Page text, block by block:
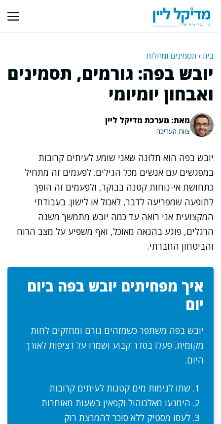
לתוכן
בית› תסמינים ומחלות
יובש בפה: גורמים, תסמינים
ואבחון יומיומי
מאת: מערכת מדיקל ליין
צוות העריכה
יובש בפה הוא תלונה שאני שומע לעיתים קרובות
במפגשים עם אנשים מכל הגילים. לפעמים זה מתחיל
כתחושת אי-נוחות קטנה בבוקר, ולפעמים זה הופך
לתופעה שמפריעה לדבר, לאכול או לישון. בעבודתי
המקצועית אני רואה עד כמה יובש מתמשך משנה
הרגלים, פוגע בהנאה מאוכל, ואף משפיע על מצב הרוח
והביטחון החברתי.
איך מפחיתים יובש בפה ביום
יום
יובש בפה משתפר כשמזהים גורם ומחזקים לחות
מקומית. פעלו בסדר קבוע ושמרו על רציפות לאורך
היום.
שתו לגימות מים קטנות לעיתים קרובות
הימנעו מאלכוהול וקפאין בשעות מאוחרות
לעסו מסטיק ללא סוכר להמרצת רוק